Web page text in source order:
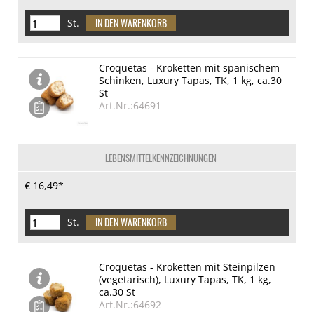
St.
LEBENSMITTELKENNZEICHNUNGEN
Croquetas - Kroketten mit spanischem
Schinken, Luxury Tapas, TK, 1 kg, ca.30
St
Art.Nr.:64691
€ 16,49*
St.
Croquetas - Kroketten mit Steinpilzen
(vegetarisch), Luxury Tapas, TK, 1 kg,
ca.30 St
Art.Nr.:64692